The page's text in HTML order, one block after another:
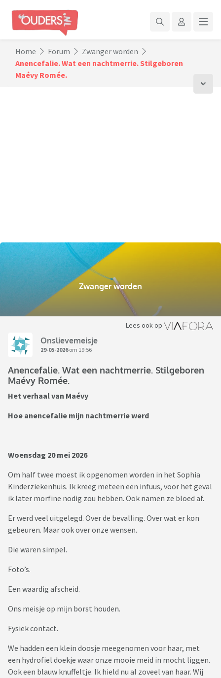
Home Forum
Zwanger worden
Anencefalie. Wat een nachtmerrie. Stilgeboren
Maévy Romée.
Zwanger worden
Lees ook op
Onslievemeisje
29-05-2026om 19:56
Anencefalie. Wat een nachtmerrie. Stilgeboren
Maévy Romée.
Het verhaal van Maévy
Hoe anencefalie mijn nachtmerrie werd
Woensdag 20 mei 2026
Om half twee moest ik opgenomen worden in het Sophia
Kinderziekenhuis. Ik kreeg meteen een infuus, voor het geval
ik later morfine nodig zou hebben. Ook namen ze bloed af.
Er werd veel uitgelegd. Over de bevalling. Over wat er kon
gebeuren. Maar ook over onze wensen.
Die waren simpel.
Foto’s.
Een waardig afscheid.
Ons meisje op mijn borst houden.
Fysiek contact.
We hadden een klein doosje meegenomen voor haar, met
een hydrofiel doekje waar onze mooie meid in mocht liggen.
Ook een blauw knuffeltje. Ik hield nu al zoveel van haar. Wij